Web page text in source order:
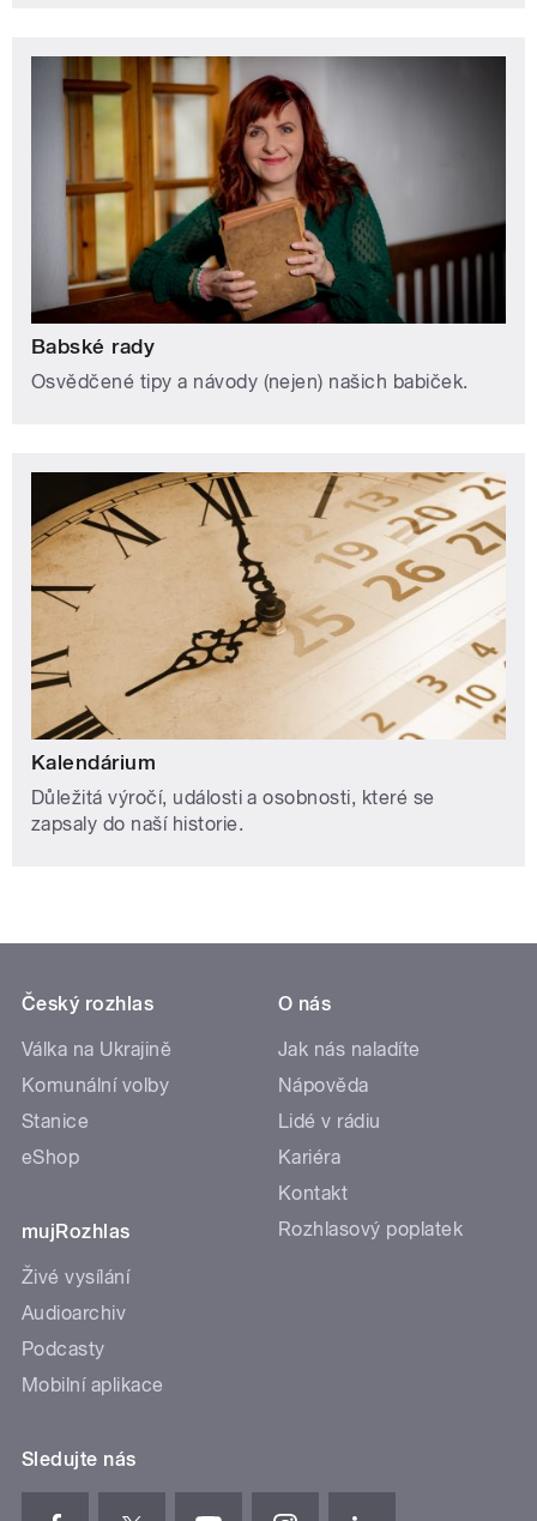
Babské rady
Osvědčené tipy a návody (nejen) našich babiček.
Kalendárium
Důležitá výročí, události a osobnosti, které se
zapsaly do naší historie.
Český rozhlas
Válka na Ukrajině
Komunální volby
Stanice
eShop
mujRozhlas
Živé vysílání
Audioarchiv
Podcasty
Mobilní aplikace
O nás
Jak nás naladíte
Nápověda
Lidé v rádiu
Kariéra
Kontakt
Rozhlasový poplatek
Sledujte nás